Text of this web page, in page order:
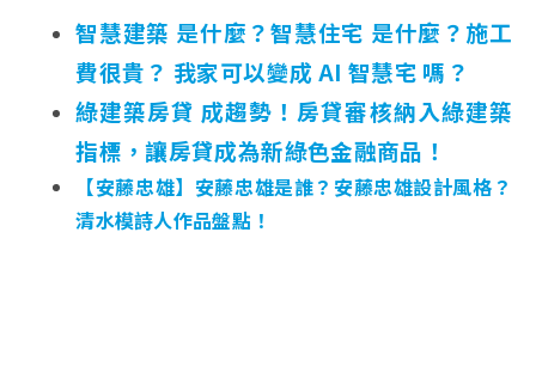
智慧建築 是什麼？智慧住宅 是什麼？施工
費很貴？ 我家可以變成 AI 智慧宅 嗎？
綠建築房貸 成趨勢！房貸審核納入綠建築
指標，讓房貸成為新綠色金融商品！
【安藤忠雄】安藤忠雄是誰？安藤忠雄設計風格？
清水模詩人作品盤點！